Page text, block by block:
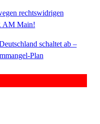
rechtswidrigen
AM Main!
schaltet ab –
Plan